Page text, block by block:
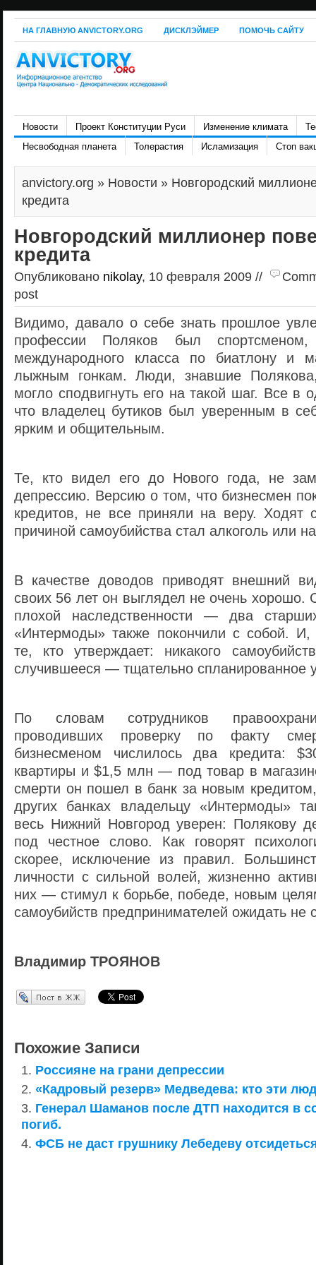
НА ГЛАВНУЮ ANVICTORY.ORG ДИСКЛЭЙМЕР ПОМОЧЬ САЙТУ
Новости Проект Конституции Руси Изменение климата
Несвободная планета
Толерастия Исламизация Стоп
anvictory.org » Новости » Новгородский
кредита
Новгородский миллионер
кредита
Опубликовано nikolay, 10 февраля 2009 //
post
Видимо, давало о себе знать прошлое
профессии Поляков был
международного класса по биатлону и
лыжным гонкам. Люди, знавшие
могло сподвигнуть его на такой шаг. Все в
что владелец бутиков был уверенным в
ярким и общительным.
Те, кто видел его до Нового года, не
депрессию. Версию о том, что бизнесмен
кредитов, не все приняли на веру. Ходят
причиной самоубийства стал алкоголь или
В качестве доводов приводят внешний
своих 56 лет он выглядел не очень хорошо.
плохой наследственности — два
«Интермоды» также покончили с собой. И,
те, кто утверждает: никакого
случившееся — тщательно спланированное
По словам сотрудников
проводивших проверку по факту
бизнесменом числилось два кредита:
квартиры и $1,5 млн — под товар в
смерти он пошел в банк за новым
других банках владельцу «Интермоды»
весь Нижний Новгород уверен: Полякову
под честное слово. Как говорят
скорее, исключение из правил.
личности с сильной волей, жизненно
них — стимул к борьбе, победе, новым
самоубийств предпринимателей ожидать не
Владимир ТРОЯНОВ
Перепост в ЖЖ
Похожие Записи
Россияне на грани депрессии
«Кадровый резерв» Медведева: кто эти
Генерал Шаманов после ДТП находится в
погиб.
ФСБ не даст грушнику Лебедеву